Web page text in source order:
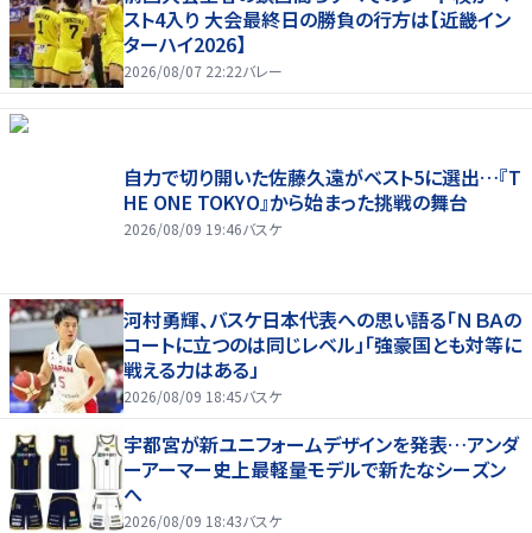
スト4入り 大会最終日の勝負の行方は【近畿イン
ターハイ2026】
2026/08/07 22:22バレー
自力で切り開いた佐藤久遠がベスト5に選出…『T
HE ONE TOKYO』から始まった挑戦の舞台
2026/08/09 19:46バスケ
河村勇輝、バスケ日本代表への思い語る「ＮＢＡの
コートに立つのは同じレベル」「強豪国とも対等に
戦える力はある」
2026/08/09 18:45バスケ
宇都宮が新ユニフォームデザインを発表…アンダ
ーアーマー史上最軽量モデルで新たなシーズン
へ
2026/08/09 18:43バスケ